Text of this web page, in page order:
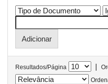
Resultados/Página |